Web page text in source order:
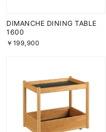
DIMANCHE DINING TABLE
1600
￥199,900